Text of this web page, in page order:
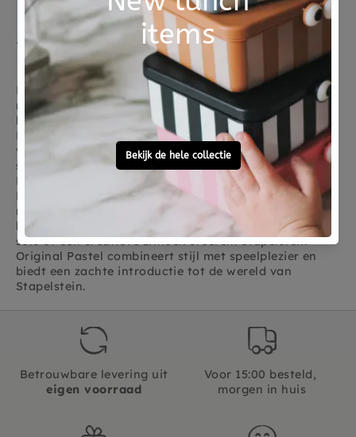
Stapelstein Original Pastel
De Stapelstein Original Pastel collectie brengt zachte,
rustgevende kleuren in het spel, ideaal voor jonge
kinderen of voor wie liever rustige tinten gebruikt. De
Pastel stenen stimuleren beweging, balans en
verbeelding, terwijl ze er prachtig uitzien in de
speelkamer of tuin. Net als de Classic serie zijn de
Pastel stenen gemaakt van duurzaam, recyclebaar
EPP-schuim, waterbestendig en eenvoudig schoon te
maken. Kinderen kunnen spannende parcours
bouwen, combinaties maken met andere Stapelstein-
sets of een creatieve zithoek creëren. Stapelstein
Original Pastel combineert stijl met speelplezier en
biedt een zachte introductie tot de wereld van
Stapelstein.
Betrouwbare levering uit
eigen voorraad
Voor 15:00 besteld,
morgen in huis